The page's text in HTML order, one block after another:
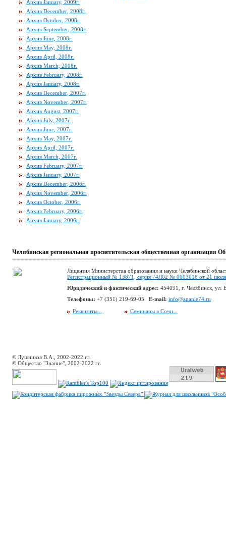
Архив January, 2009г.
Архив December, 2008г.
Архив October, 2008г.
Архив September, 2008г.
Архив June, 2008г.
Архив May, 2008г.
Архив April, 2008г.
Архив March, 2008г.
Архив February, 2008г.
Архив January, 2008г.
Архив December, 2007г.
Архив November, 2007г.
Архив August, 2007г.
Архив July, 2007г.
Архив June, 2007г.
Архив May, 2007г.
Архив April, 2007г.
Архив March, 2007г.
Архив February, 2007г.
Архив January, 2007г.
Архив December, 2006г.
Архив November, 2006г.
Архив October, 2006г.
Архив February, 2006г.
Архив January, 2006г.
Челябинская региональная просветительская общественная организация
Лицензия Министерства образования и науки Челябинской
Регистрационный № 13871, серия 74Л02 № 0003018 от 21
Юридический и фактический адрес: 454091, г. Челябинск, ул.
Телефоны: +7 (351) 219-69-05. E-mail: info@znanie74.ru
Реквизиты...
Семинары в Сочи...
© Лушников В.А., 2002-2022 гг.
© Общество "Знание", 2002-2022 гг.